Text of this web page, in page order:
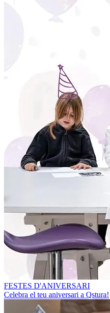
FESTES D'ANIVERSARI
Celebra el teu aniversari a Qstura!